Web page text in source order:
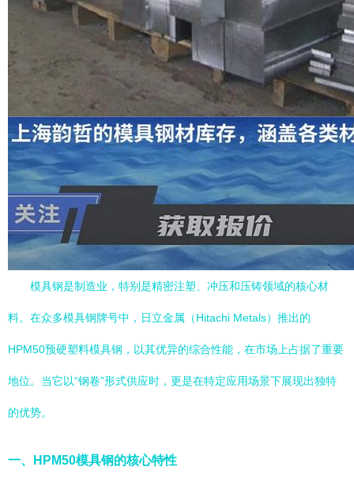
模具钢是制造业，特别是精密注塑、冲压和压铸领域的核心材
料。在众多模具钢牌号中，日立金属（Hitachi Metals）推出的
HPM50预硬塑料模具钢，以其优异的综合性能，在市场上占据了重要
地位。当它以“钢卷”形式供应时，更是在特定应用场景下展现出独特
的优势。
一、HPM50模具钢的核心特性